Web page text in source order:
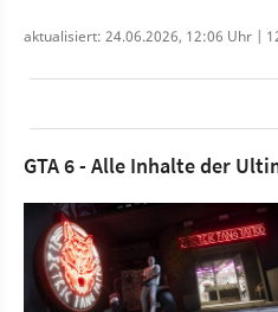
aktualisiert: 24.06.2026, 12:06 Uhr |
GTA 6 - Alle Inhalte der